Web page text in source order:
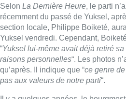
Selon La Dernière Heure, le parti
récemment du passé de Yuksel,
section locale, Philippe Boiketé,
Yuksel vendredi. Cependant,
“Yuksel lui-même avait déjà retiré
raisons personnelles“. Les photos
qu’après. Il indique que “ce genre
pas aux valeurs de notre parti“.